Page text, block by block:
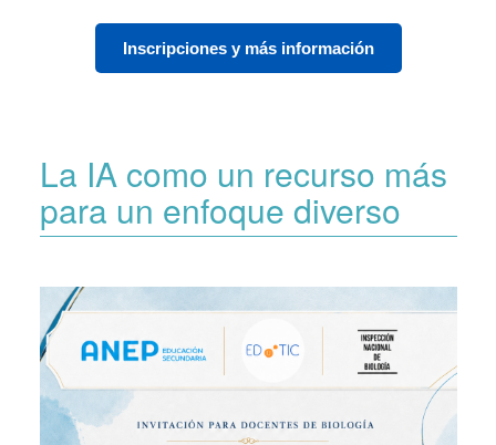
Inscripciones y más información
La IA como un recurso más
para un enfoque diverso